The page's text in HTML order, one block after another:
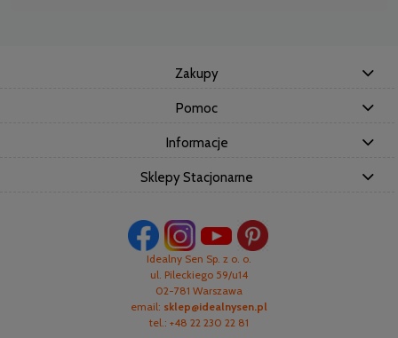
Zakupy
Pomoc
Informacje
Sklepy Stacjonarne
Idealny Sen Sp. z o. o.
ul. Pileckiego 59/u14
02-781 Warszawa
email: sklep@idealnysen.pl
tel.: +48 22 230 22 81